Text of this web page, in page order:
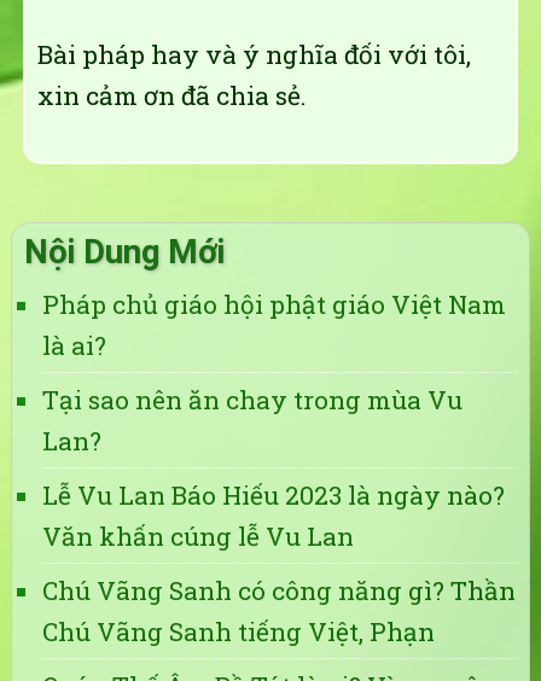
Bài pháp hay và ý nghĩa đối với tôi,
xin cảm ơn đã chia sẻ.
Nội Dung Mới
Pháp chủ giáo hội phật giáo Việt Nam
là ai?
Tại sao nên ăn chay trong mùa Vu
Lan?
Lễ Vu Lan Báo Hiếu 2023 là ngày nào?
Văn khấn cúng lễ Vu Lan
Chú Vãng Sanh có công năng gì? Thần
Chú Vãng Sanh tiếng Việt, Phạn